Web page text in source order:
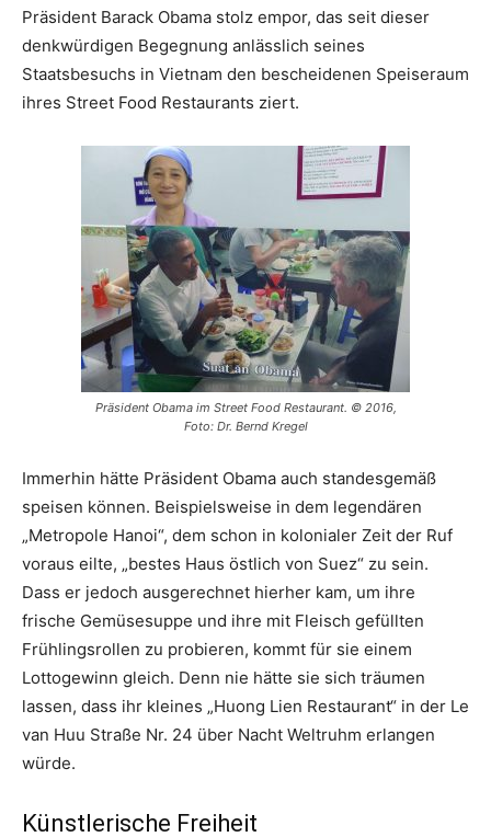
Präsident Barack Obama stolz empor, das seit dieser
denkwürdigen Begegnung anlässlich seines
Staatsbesuchs in Vietnam den bescheidenen Speiseraum
ihres Street Food Restaurants ziert.
Präsident Obama im Street Food Restaurant. © 2016,
Foto: Dr. Bernd Kregel
Immerhin hätte Präsident Obama auch standesgemäß
speisen können. Beispielsweise in dem legendären
„Metropole Hanoi“, dem schon in kolonialer Zeit der Ruf
voraus eilte, „bestes Haus östlich von Suez“ zu sein.
Dass er jedoch ausgerechnet hierher kam, um ihre
frische Gemüsesuppe und ihre mit Fleisch gefüllten
Frühlingsrollen zu probieren, kommt für sie einem
Lottogewinn gleich. Denn nie hätte sie sich träumen
lassen, dass ihr kleines „Huong Lien Restaurant“ in der Le
van Huu Straße Nr. 24 über Nacht Weltruhm erlangen
würde.
Künstlerische Freiheit